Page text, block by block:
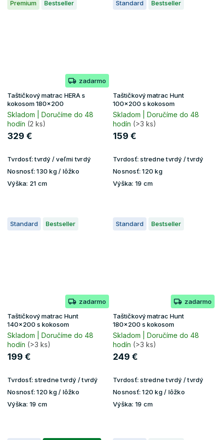
Premium Bestseller
zadarmo
Taštičkový matrac HERA s
kokosom 180x200
Skladom | Doručíme do 48
hodín (2 ks)
329 €
Tvrdosť:tvrdý / veľmi tvrdý
Nosnosť: 130 kg / lôžko
Výška: 21 cm
Standard Bestseller
Taštičkový matrac Hunt
100x200 s kokosom
Skladom | Doručíme do 48
hodín (>3 ks)
159 €
Tvrdosť: stredne tvrdý / tvrdý
Nosnosť: 120 kg
Výška: 19 cm
Standard Bestseller
zadarmo
Taštičkový matrac Hunt
140x200 s kokosom
Skladom | Doručíme do 48
hodín (>3 ks)
199 €
Tvrdosť: stredne tvrdý / tvrdý
Nosnosť: 120 kg / lôžko
Výška: 19 cm
Standard Bestseller
zadarmo
Taštičkový matrac Hunt
180x200 s kokosom
Skladom | Doručíme do 48
hodín (>3 ks)
249 €
Tvrdosť: stredne tvrdý / tvrdý
Nosnosť: 120 kg / lôžko
Výška: 19 cm